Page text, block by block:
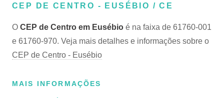
CEP DE CENTRO - EUSÉBIO / CE
O CEP de Centro em Eusébio é na faixa de 61760-001
e 61760-970. Veja mais detalhes e informações sobre o
CEP de Centro - Eusébio
MAIS INFORMAÇÕES